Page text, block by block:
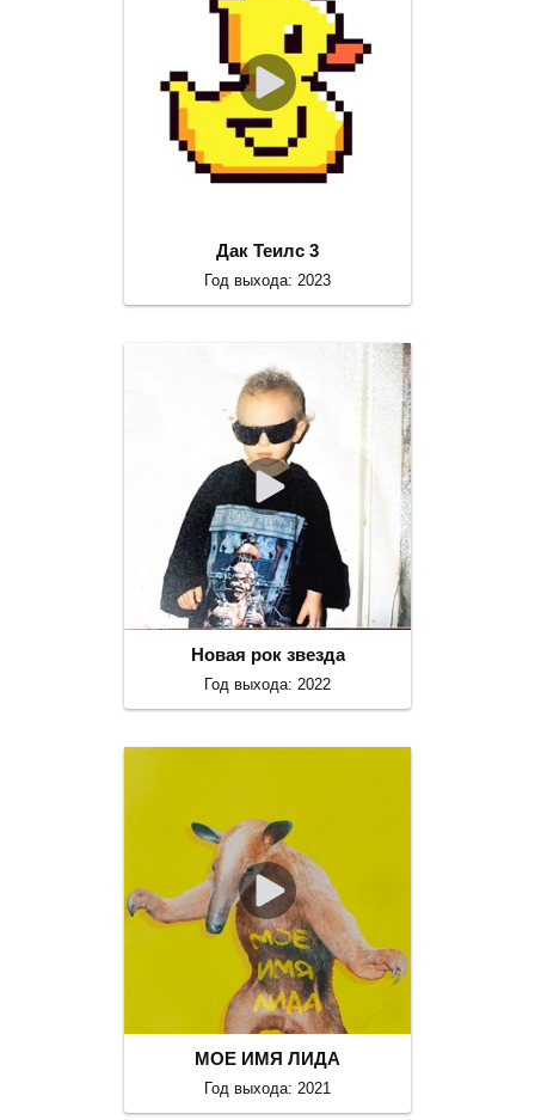
Дак Теилс 3
Год выхода: 2023
Новая рок звезда
Год выхода: 2022
МОЕ ИМЯ ЛИДА
Год выхода: 2021